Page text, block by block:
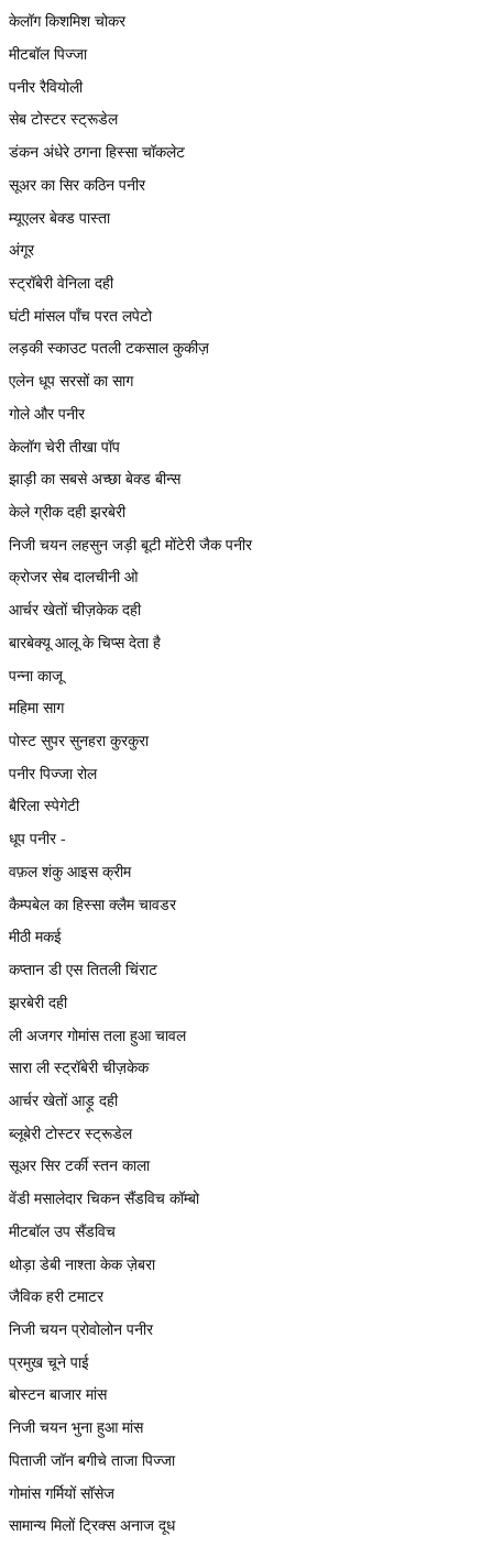
केलॉग किशमिश चोकर
मीटबॉल पिज्जा
पनीर रैवियोली
सेब टोस्टर स्ट्रूडेल
डंकन अंधेरे ठगना हिस्सा चॉकलेट
सूअर का सिर कठिन पनीर
म्यूएलर बेक्ड पास्ता
अंगूर
स्ट्रॉबेरी वेनिला दही
घंटी मांसल पाँच परत लपेटो
लड़की स्काउट पतली टकसाल कुकीज़
एलेन धूप सरसों का साग
गोले और पनीर
केलॉग चेरी तीखा पॉप
झाड़ी का सबसे अच्छा बेक्ड बीन्स
केले ग्रीक दही झरबेरी
निजी चयन लहसुन जड़ी बूटी मोंटेरी जैक पनीर
क्रोजर सेब दालचीनी ओ
आर्चर खेतों चीज़केक दही
बारबेक्यू आलू के चिप्स देता है
पन्ना काजू
महिमा साग
पोस्ट सुपर सुनहरा कुरकुरा
पनीर पिज्जा रोल
बैरिला स्पेगेटी
धूप पनीर -
वफ़ल शंकु आइस क्रीम
कैम्पबेल का हिस्सा क्लैम चावडर
मीठी मकई
कप्तान डी एस तितली चिंराट
झरबेरी दही
ली अजगर गोमांस तला हुआ चावल
सारा ली स्ट्रॉबेरी चीज़केक
आर्चर खेतों आड़ू दही
ब्लूबेरी टोस्टर स्ट्रूडेल
सूअर सिर टर्की स्तन काला
वेंडी मसालेदार चिकन सैंडविच कॉम्बो
मीटबॉल उप सैंडविच
थोड़ा डेबी नाश्ता केक ज़ेबरा
जैविक हरी टमाटर
निजी चयन प्रोवोलोन पनीर
प्रमुख चूने पाई
बोस्टन बाजार मांस
निजी चयन भुना हुआ मांस
पिताजी जॉन बगीचे ताजा पिज्जा
गोमांस गर्मियों सॉसेज
सामान्य मिलों ट्रिक्स अनाज दूध